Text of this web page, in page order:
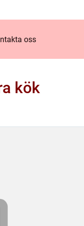
oss
kök